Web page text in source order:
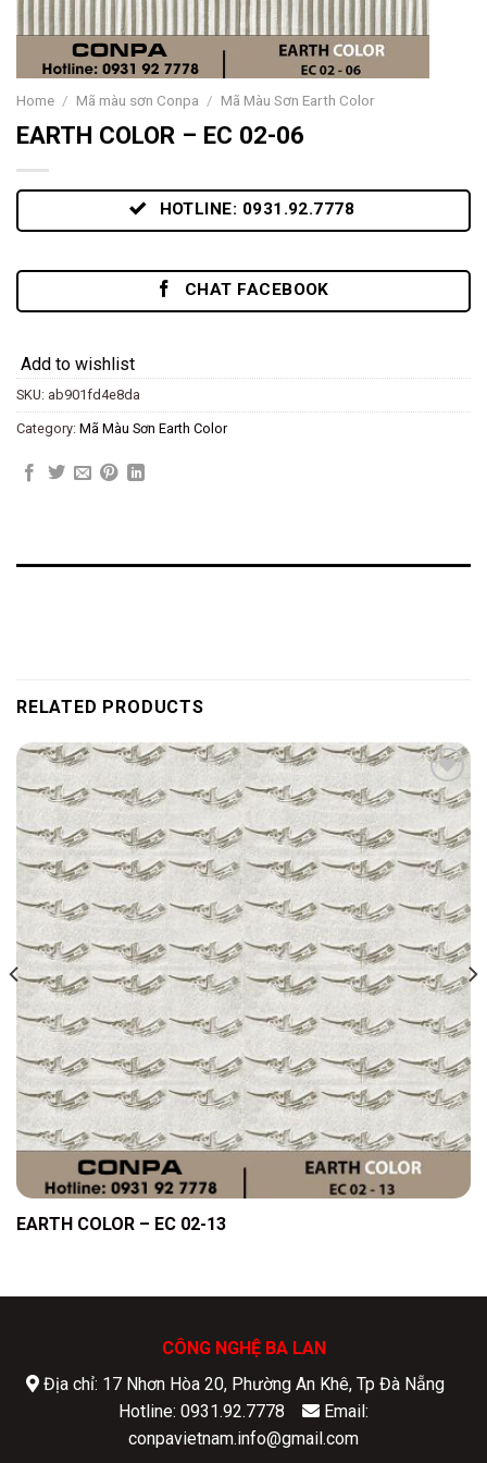
Home / Mã màu sơn Conpa / Mã Màu Sơn Earth Color
EARTH COLOR – EC 02-06
HOTLINE: 0931.92.7778
CHAT FACEBOOK
Add to wishlist
SKU: ab901fd4e8da
Category: Mã Màu Sơn Earth Color
RELATED PRODUCTS
Add to
wishlist
EARTH COLOR – EC 02-13
CÔNG NGHỆ BA LAN
Địa chỉ: 17 Nhơn Hòa 20, Phường An Khê, Tp Đà Nẵng
Hotline: 0931.92.7778
Email:
conpavietnam.info@gmail.com